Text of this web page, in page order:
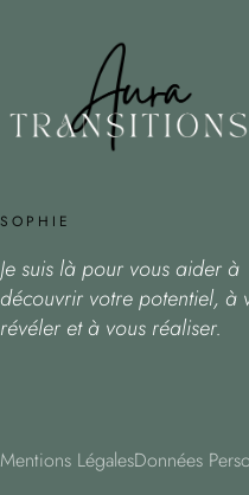
SOPHIE
Je suis là pour vous aider à
découvrir votre potentiel, à
révéler et à vous réaliser.
Mentions LégalesDonnées